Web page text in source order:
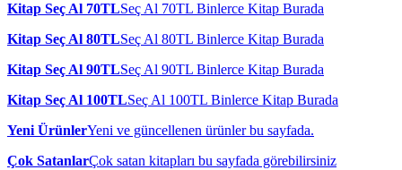
Kitap Seç Al 70TLSeç Al 70TL Binlerce Kitap Burada
Kitap Seç Al 80TLSeç Al 80TL Binlerce Kitap Burada
Kitap Seç Al 90TLSeç Al 90TL Binlerce Kitap Burada
Kitap Seç Al 100TLSeç Al 100TL Binlerce Kitap Burada
Yeni ÜrünlerYeni ve güncellenen ürünler bu sayfada.
Çok SatanlarÇok satan kitapları bu sayfada görebilirsiniz